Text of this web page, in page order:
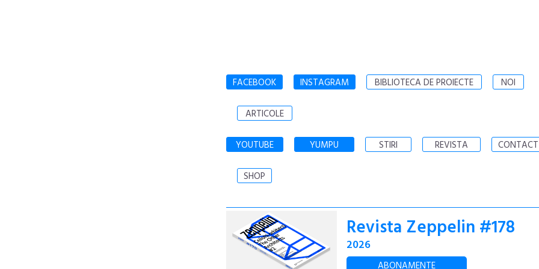
FACEBOOK INSTAGRAM BIBLIOTECA DE PROIECTE NOI
ARTICOLE
YOUTUBE YUMPU STIRI REVISTA CONTACT
SHOP
Revista Zeppelin #178
2026
ABONAMENTE